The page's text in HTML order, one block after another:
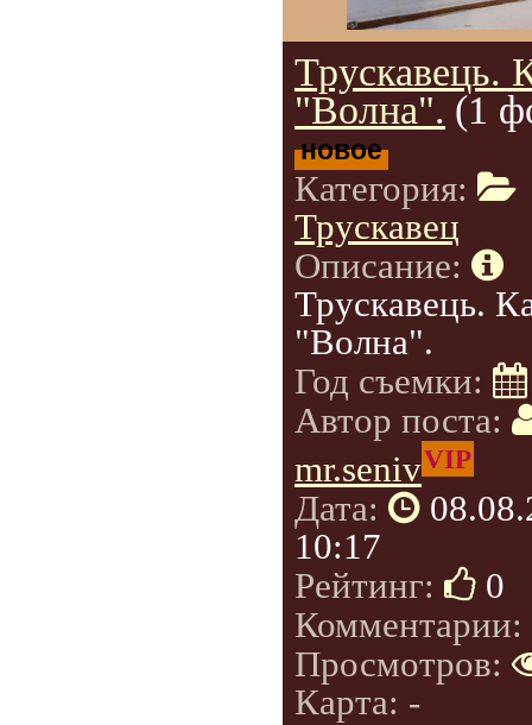
Трускавець.
"Волна". (1
новое
Категория:
Трускавец
Описание:
Трускавець.
"Волна".
Год съемки:
Автор поста:
mr.senivVIP
Дата:
10:17
Рейтинг:
0
Комментарии:
Просмотров:
Карта: -